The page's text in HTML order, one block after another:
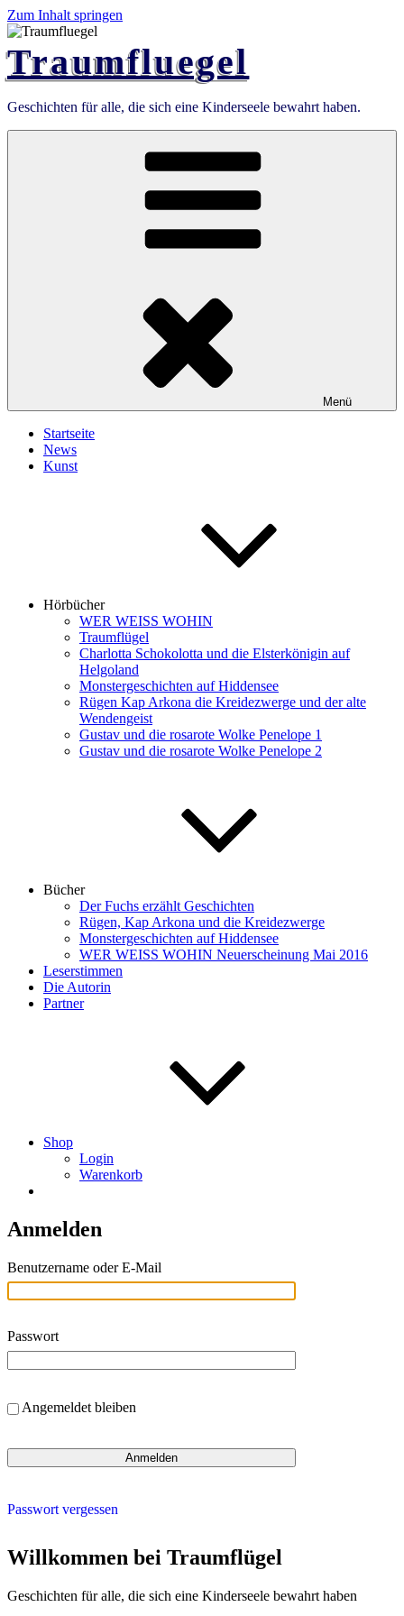
Zum Inhalt springen
Traumfluegel
Geschichten für alle, die sich eine Kinderseele bewahrt haben.
Menü
Startseite
News
Kunst
Hörbücher
WER WEISS WOHIN
Traumflügel
Charlotta Schokolotta und die Elsterkönigin auf
Helgoland
Monstergeschichten auf Hiddensee
Rügen Kap Arkona die Kreidezwerge und der alte
Wendengeist
Gustav und die rosarote Wolke Penelope 1
Gustav und die rosarote Wolke Penelope 2
Bücher
Der Fuchs erzählt Geschichten
Rügen, Kap Arkona und die Kreidezwerge
Monstergeschichten auf Hiddensee
WER WEISS WOHIN Neuerscheinung Mai 2016
Leserstimmen
Die Autorin
Partner
Shop
Login
Warenkorb
Anmelden
Benutzername oder E-Mail
Passwort
Angemeldet bleiben
Passwort vergessen
Willkommen bei Traumflügel
Geschichten für alle, die sich eine Kinderseele bewahrt haben